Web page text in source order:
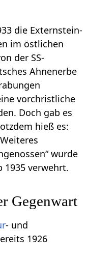
die Externstein-
im östlichen
der SS-
Ahnenerbe
vorchristliche
Doch gab es
hieß es:
wurde
1935 verwehrt.
Gegenwart
- und
1926